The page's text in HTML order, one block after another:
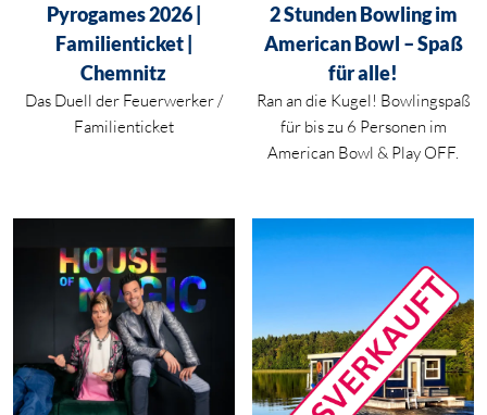
Aktueller Preis ist: 56,00 €.
Pyrogames 2026 |
Familienticket |
Chemnitz
Das Duell der Feuerwerker /
Familienticket
Aktueller Preis ist: 39,90 €.
2 Stunden Bowling im
American Bowl – Spaß
für alle!
Ran an die Kugel! Bowlingspaß
für bis zu 6 Personen im
American Bowl & Play OFF.